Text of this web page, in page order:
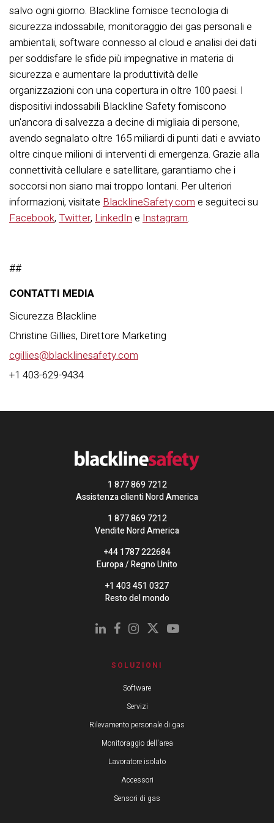
salvo ogni giorno. Blackline fornisce tecnologia di
sicurezza indossabile, monitoraggio dei gas personali e
ambientali, software connesso al cloud e analisi dei dati
per soddisfare le sfide più impegnative in materia di
sicurezza e aumentare la produttività delle
organizzazioni con una copertura in oltre 100 paesi. I
dispositivi indossabili Blackline Safety forniscono
un'ancora di salvezza a decine di migliaia di persone,
avendo segnalato oltre 165 miliardi di punti dati e avviato
oltre cinque milioni di interventi di emergenza. Grazie alla
connettività cellulare e satellitare, garantiamo che i
soccorsi non siano mai troppo lontani. Per ulteriori
informazioni, visitate BlacklineSafety.come seguiteci su
Facebook, Twitter, LinkedIne Instagram.
##
CONTATTI MEDIA
Sicurezza Blackline
Christine Gillies, Direttore Marketing
cgillies@blacklinesafety.com
+1 403-629-9434
1 877 869 7212
Assistenza clienti Nord America
1 877 869 7212
Vendite Nord America
+44 1787 222684
Europa / Regno Unito
+1 403 451 0327
Resto del mondo
SOLUZIONI
Software
Servizi
Rilevamento personale di gas
Monitoraggio dell'area
Lavoratore isolato
Accessori
Sensori di gas